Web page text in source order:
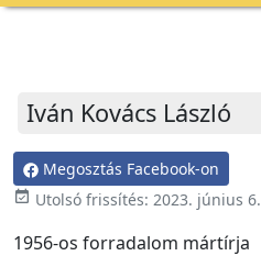
Iván Kovács László
Megosztás Facebook-on
event_available Utolsó frissítés: 2023. június 6.
1956-os forradalom mártírja